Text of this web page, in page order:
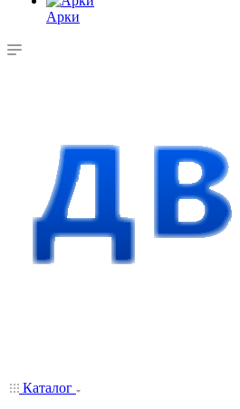
Арки
Каталог